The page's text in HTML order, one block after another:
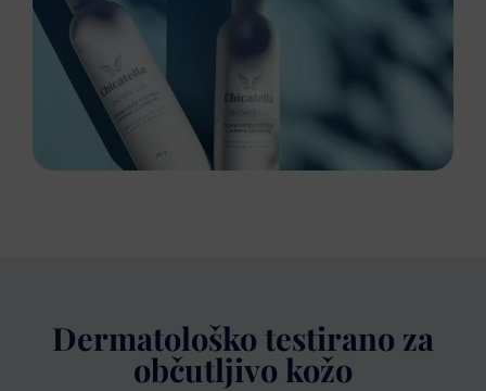
Dermatološko testirano za
občutljivo kožo